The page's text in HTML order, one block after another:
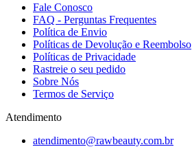
Fale Conosco
FAQ - Perguntas Frequentes
Política de Envio
Políticas de Devolução e Reembolso
Políticas de Privacidade
Rastreie o seu pedido
Sobre Nós
Termos de Serviço
Atendimento
atendimento@rawbeauty.com.br